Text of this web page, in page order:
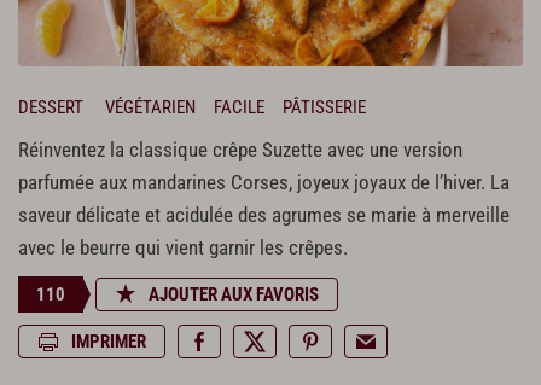
DESSERT VÉGÉTARIEN FACILE PÂTISSERIE
Réinventez la classique crêpe Suzette avec une version
parfumée aux mandarines Corses, joyeux joyaux de l’hiver. La
saveur délicate et acidulée des agrumes se marie à merveille
avec le beurre qui vient garnir les crêpes.
110 AJOUTER AUX FAVORIS
IMPRIMER